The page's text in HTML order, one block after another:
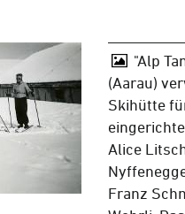
"Alp
(Aarau)
Skihütte
Alice
Franz